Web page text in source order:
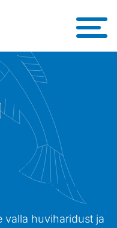
ja
valla huviharidust ja